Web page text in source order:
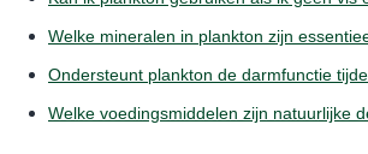
Welke mineralen in plankton zijn
Ondersteunt plankton de darmfunctie
Welke voedingsmiddelen zijn natuurlijke